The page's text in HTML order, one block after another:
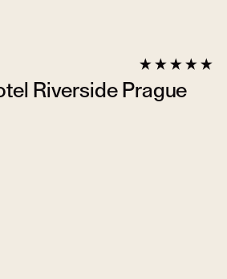
Riverside Prague